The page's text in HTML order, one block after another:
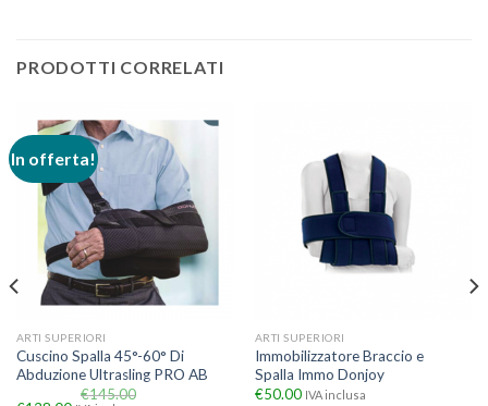
PRODOTTI CORRELATI
In offerta!
ARTI SUPERIORI
Cuscino Spalla 45°-60° Di
Abduzione Ultrasling PRO AB
€145.00
ARTI SUPERIORI
Immobilizzatore Braccio e
Spalla Immo Donjoy
€50.00 IVA inclusa